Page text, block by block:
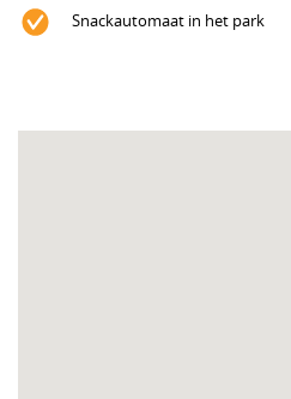
Snackautomaat in het park